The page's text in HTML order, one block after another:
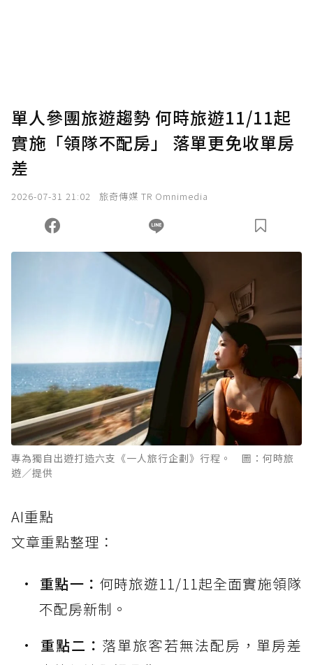
單人參團旅遊趨勢 何時旅遊11/11起
實施「領隊不配房」 落單更免收單房
差
2026-07-31 21:02 旅奇傳媒 TR Omnimedia
專為獨自出遊打造六支《一人旅行企劃》行程。 圖：何時旅
遊／提供
AI重點
文章重點整理：
重點一： 何時旅遊11/11起全面實施領隊
不配房新制。
重點二： 落單旅客若無法配房，單房差